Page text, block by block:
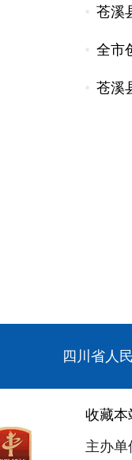
苍溪
全市
苍溪
四川省人
收藏本
主办